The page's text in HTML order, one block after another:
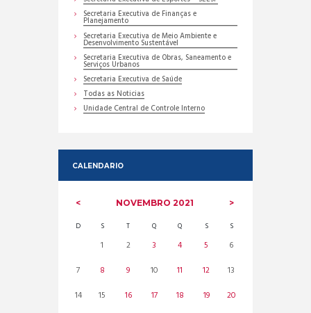
Secretaria Executiva de Finanças e
Planejamento
Secretaria Executiva de Meio Ambiente e
Desenvolvimento Sustentável
Secretaria Executiva de Obras, Saneamento e
Serviços Urbanos
Secretaria Executiva de Saúde
Todas as Noticias
Unidade Central de Controle Interno
CALENDARIO
NOVEMBRO 2021
D S T Q Q S S
1 2 3 4 5
6
7
8 9 10 11 12
13
14
15 16 17 18 19
20